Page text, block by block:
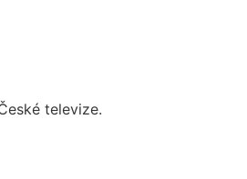
televize.